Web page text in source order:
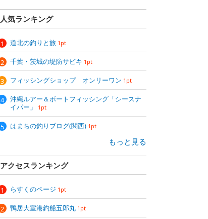
人気ランキング
道北の釣りと旅 1pt
千葉・茨城の堤防サビキ 1pt
フィッシングショップ オンリーワン 1pt
沖縄ルアー＆ボートフィッシング「シースナ
イパー」
1pt
はまちの釣りブログ(関西) 1pt
もっと見る
アクセスランキング
らすくのページ 1pt
鴨居大室港釣船五郎丸 1pt